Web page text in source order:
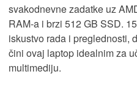
svakodnevne zadatke uz
RAM-a i brzi 512 GB SSD.
iskustvo rada i preglednosti,
čini ovaj laptop idealnim za
multimediju.